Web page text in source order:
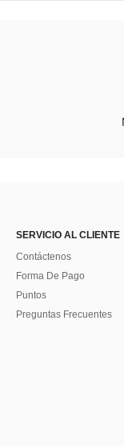
SERVICIO AL CLIENTE
Contáctenos
Forma De Pago
Puntos
Preguntas Frecuentes